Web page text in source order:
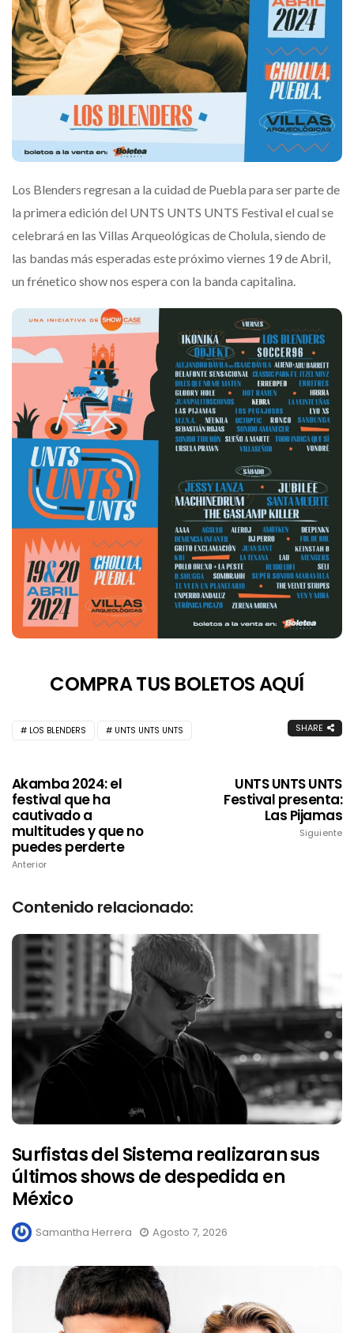
Los Blenders regresan a la cuidad de Puebla para ser parte de
la primera edición del UNTS UNTS UNTS Festival el cual se
celebrará en las Villas Arqueológicas de Cholula, siendo de
las bandas más esperadas este próximo viernes 19 de Abril,
un frénetico show nos espera con la banda capitalina.
COMPRA TUS BOLETOS AQUÍ
LOS BLENDERS UNTS UNTS UNTS SHARE
Akamba 2024: el
festival que ha
cautivado a
multitudes y que no
puedes perderte
Anterior
UNTS UNTS UNTS
Festival presenta:
Las Pijamas
Siguiente
Contenido relacionado:
Surfistas del Sistema realizaran sus
últimos shows de despedida en
México
Samantha Herrera Agosto 7, 2026